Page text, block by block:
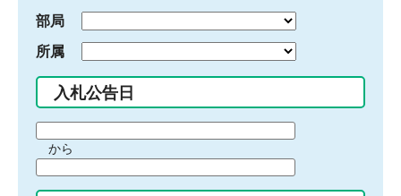
部局
所属
入札公告日
間
始
から
間